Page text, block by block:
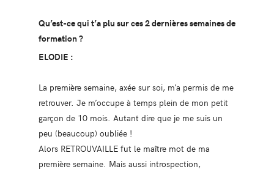
Qu’est-ce qui t’a plu sur ces 2 dernières semaines de
formation ?
ELODIE :
La première semaine, axée sur soi, m’a permis de me
retrouver. Je m’occupe à temps plein de mon petit
garçon de 10 mois. Autant dire que je me suis un
peu (beaucoup) oubliée !
Alors RETROUVAILLE fut le maître mot de ma
première semaine. Mais aussi introspection,